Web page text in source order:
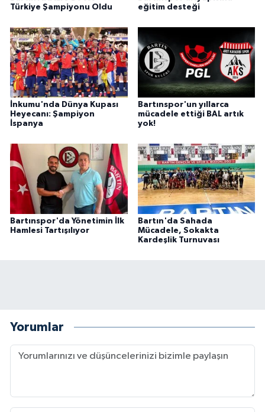
Türkiye Şampiyonu Oldu
eğitim desteği
İnkumu'nda Dünya Kupası
Heyecanı: Şampiyon
İspanya
Bartınspor'un yıllarca
mücadele ettiği BAL artık
yok!
Bartınspor'da Yönetimin İlk
Hamlesi Tartışılıyor
Bartın'da Sahada
Mücadele, Sokakta
Kardeşlik Turnuvası
Yorumlar